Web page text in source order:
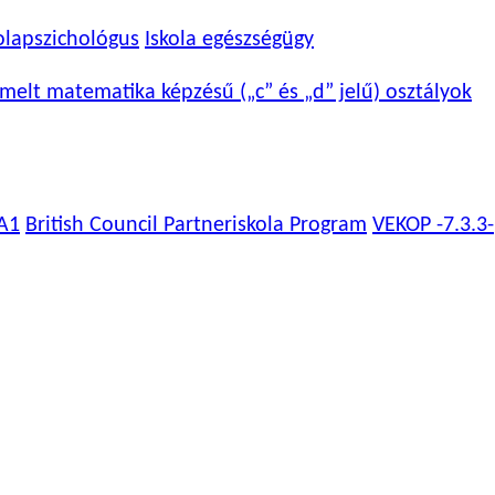
Iskola egészségügy
matematika képzésű („c” és „d” jelű) osztályok
British Council Partneriskola Program VEKOP -7.3.3-